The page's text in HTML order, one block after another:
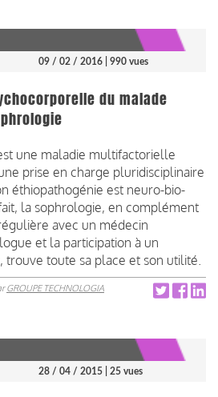
09 / 02 / 2016 | 990 vues
du malade
une maladie multifactorielle
prise en charge pluridisciplinaire
éthiopathogénie est neuro-bio-
la sophrologie, en complément
avec un médecin
et la participation à un
trouve toute sa place et son utilité.
GROUPE TECHNOLOGIA
28 / 04 / 2015 | 25 vues